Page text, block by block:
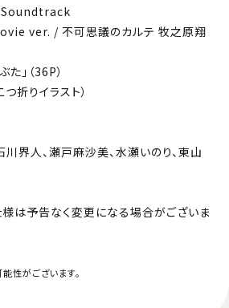
ver. / 不可思議のカルテ 牧之原翔
」（36P）
折りイラスト）
界人、瀬戸麻沙美、水瀬いのり、東山
は予告なく変更になる場合がございま
性がございます。